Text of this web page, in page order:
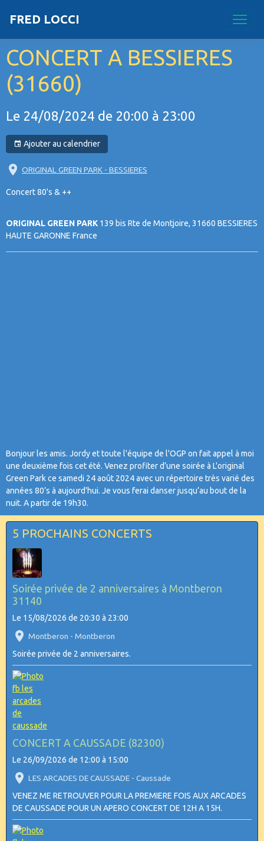
FRED LOCCI
CONCERT A BESSIERES
(31660)
Le 24/08/2024 de 20:00 à 23:00
Ajouter au calendrier
ORIGINAL GREEN PARK - BESSIERES
Concert 80's & ++
ORIGINAL GREEN PARK 139 bis Rte de Montjoire, 31660 BESSIERES
HAUTE GARONNE France
Bonjour les amis. Jordy et toute l'équipe de l'OGP on fait appel à moi
une deuxième fois cet été. Venez profiter d’une soirée à L'original
Green Park ce samedi 24 août 2024 avec un répertoire très varié des
années 80’s à aujourd'hui. Je vous ferai danser jusqu’au bout de la
nuit. A partir de 19h30.
5 PROCHAINS CONCERTS
Soirée privée de 2 anniversaires à Montberon
31140
Le 15/08/2026 de 20:30 à 23:00
Montberon - Montberon
Soirée privée de 2 anniversaires.
CONCERT A CAUSSADE (82300)
Le 26/09/2026 de 12:00 à 15:00
LES ARCADES DE CAUSSADE - Caussade
VENEZ ME RETROUVER POUR LA PREMIERE FOIS AUX ARCADES
DE CAUSSADE POUR UN APERO CONCERT DE 12H A 15H.